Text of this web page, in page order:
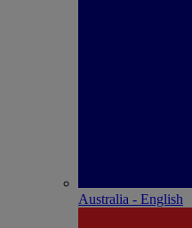
Australia - English